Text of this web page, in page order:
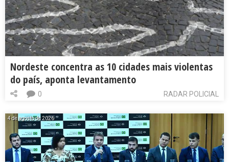
Nordeste concentra as 10 cidades mais violentas
do país, aponta levantamento
RADAR POLICIAL
0
4 de agosto de 2026